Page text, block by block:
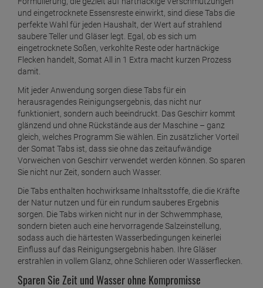
und eingetrocknete Essensreste einwirkt, sind diese Tabs die
perfekte Wahl für jeden Haushalt, der Wert auf strahlend
saubere Teller und Gläser legt. Egal, ob es sich um
eingetrocknete Soßen, verkohlte Reste oder hartnäckige
Flecken handelt, Somat All in 1 Extra macht kurzen Prozess
damit.
Mit jeder Anwendung sorgen diese Tabs für ein
herausragendes Reinigungsergebnis, das nicht nur
funktioniert, sondern auch beeindruckt. Das Geschirr kommt
glänzend und ohne Rückstände aus der Maschine – ganz
gleich, welches Programm Sie wählen. Ein zusätzlicher Vorteil
der Somat Tabs ist, dass sie ohne das zeitaufwändige
Vorweichen von Geschirr verwendet werden können. So sparen
Sie nicht nur Zeit, sondern auch Wasser.
Die Tabs enthalten hochwirksame Inhaltsstoffe, die die Kräfte
der Natur nutzen und für ein rundum sauberes Ergebnis
sorgen. Die Tabs wirken nicht nur in der Schwemmphase,
sondern bieten auch eine hervorragende Salzeinstellung,
sodass auch die härtesten Wasserbedingungen keinerlei
Einfluss auf das Reinigungsergebnis haben. Ihre Gläser
erstrahlen in vollem Glanz, ohne Schlieren oder Wasserflecken.
Sparen Sie Zeit und Wasser ohne Kompromisse